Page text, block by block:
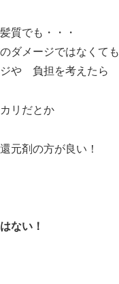
質でも・・・
ダメージではなくても
や 負担を考えたら
リだとか
元剤の方が良い！
ない！